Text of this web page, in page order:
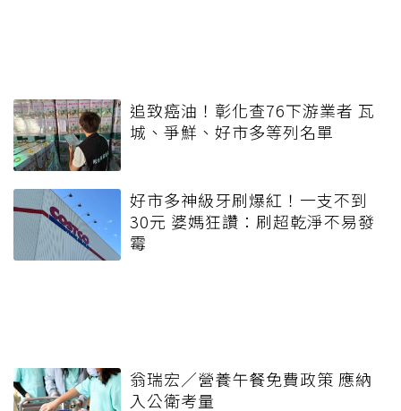
追致癌油！彰化查76下游業者 瓦
城、爭鮮、好市多等列名單
好市多神級牙刷爆紅！一支不到
30元 婆媽狂讚：刷超乾淨不易發
霉
翁瑞宏／營養午餐免費政策 應納
入公衛考量